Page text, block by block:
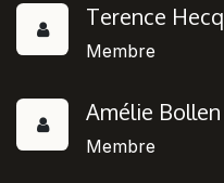
Terence Hecq
Membre
Amélie Bollen
Membre